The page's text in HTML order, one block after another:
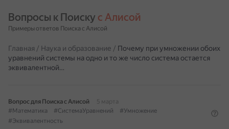
Вопросы к Поиску с Алисой
Примеры ответов Поиска с Алисой
Главная / Наука и образование / Почему при умножении обоих
уравнений системы на одно и то же число система остается
эквивалентной…
Вопрос для Поиска с Алисой
5 марта
#Математика
#СистемаУравнений
#Умножение
#Эквивалентность